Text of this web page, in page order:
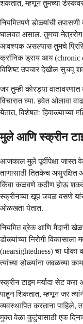
शकतात, म्हणून तुमच्या डेस्कवर
नियमितपणे डोळ्यांची
घालवत असाल. तुमचा
आवश्यक असल्यास तुमचे
क्रॉनिक ड्राय आय (chronic
विशिष्ट उपचार देखील सुचवू
जर तुम्ही कोरड्या
विचारात घ्या. हवेत ओलावा
येतात, विशेषतः हिवाळ्याच्या
मुले आणि स्क्रीन
आजकाल मुले पूर्वीपेक्षा
ताणासाठी तितकेच
किंवा कळवणे कठीण होऊ
स्क्रीनच्या खूप जवळ बसणे
ओळखता येतात.
नियमित ब्रेक आणि मैदानी
डोळ्यांच्या निरोगी
(nearsightedness) चा
त्यांच्या डोळ्यांना जवळच्या
स्क्रीन टाइम मर्यादा सेट
पाहून शिकतात, म्हणून जर
व्यवस्थापित करताना
मुक्त वेळा कुटुंबासाठी एक